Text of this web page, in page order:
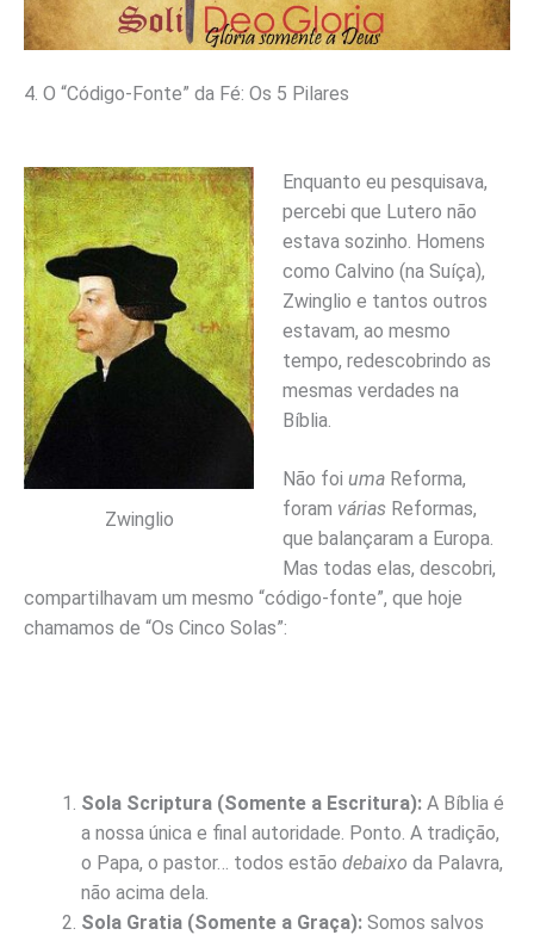
4. O “Código-Fonte” da Fé: Os 5 Pilares
Zwinglio
Enquanto eu pesquisava,
percebi que Lutero não
estava sozinho. Homens
como Calvino (na Suíça),
Zwinglio e tantos outros
estavam, ao mesmo
tempo, redescobrindo as
mesmas verdades na
Bíblia.
Não foi uma Reforma,
foram várias Reformas,
que balançaram a Europa.
Mas todas elas, descobri,
compartilhavam um mesmo “código-fonte”, que hoje
chamamos de “Os Cinco Solas”:
Sola Scriptura (Somente a Escritura): A Bíblia é
a nossa única e final autoridade. Ponto. A tradição,
o Papa, o pastor… todos estão debaixo da Palavra,
não acima dela.
Sola Gratia (Somente a Graça): Somos salvos